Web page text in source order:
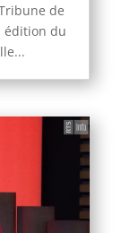
de
édition du